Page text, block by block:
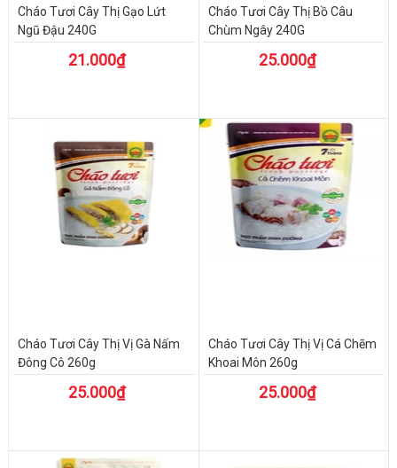
Cháo Tươi Cây Thị Gạo Lứt
Ngũ Đậu 240G
21.000₫
Cháo Tươi Cây Thị Bồ Câu
Chùm Ngây 240G
25.000₫
Cháo Tươi Cây Thị Vị Gà Nấm
Đông Cô 260g
25.000₫
Cháo Tươi Cây Thị Vị Cá Chẽm
Khoai Môn 260g
25.000₫